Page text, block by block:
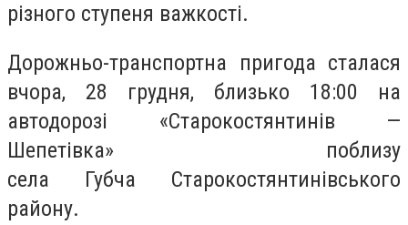
різного ступеня важкості.
Дорожньо-транспортна пригода сталася
вчора, 28 грудня, близько 18:00 на
автодорозі «Старокостянтинів —
Шепетівка» поблизу
села Губча Старокостянтинівського
району.